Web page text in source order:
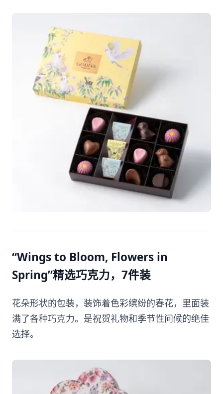
“Wings to Bloom, Flowers in
Spring”精选巧克力，7件装
花朵形状的包装，装饰着色彩缤纷的春花，里面装
满了各种巧克力。是祝贺礼物和季节性问候的绝佳
选择。